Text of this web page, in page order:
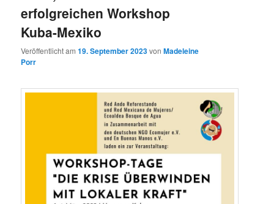
erfolgreichen Workshop
Kuba-Mexiko
Veröffentlicht am19. September 2023vonMadeleine
Porr